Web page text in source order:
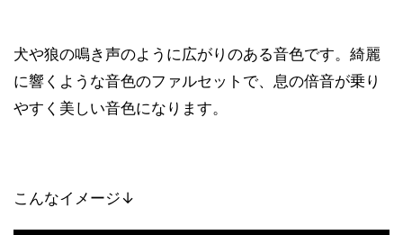
犬や狼の鳴き声のように広がりのある音色です。綺麗
に響くような音色のファルセットで、息の倍音が乗り
やすく美しい音色になります。
こんなイメージ↓